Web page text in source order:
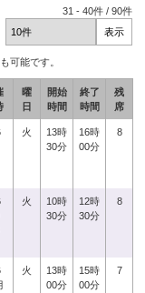
31 -40件 /90件
可能です。
曜
日
開始
時間
終了
時間
残
席
火
13時
30分
16時
00分
8
火
10時
30分
12時
30分
8
火
13時
00分
15時
00分
7